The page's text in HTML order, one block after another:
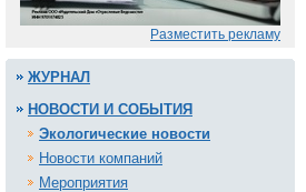
Разместить рекламу
ЖУРНАЛ
НОВОСТИ И СОБЫТИЯ
Экологические новости
Новости компаний
Мероприятия